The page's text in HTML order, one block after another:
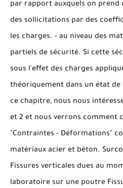
par rapport auxquels on prend
des sollicitations par des
les charges. - au niveau des
partiels de sécurité. Si cette
sous l'effet des charges
théoriquement dans un état
ce chapitre, nous nous
et 2 et nous verrons comment
"Contraintes - Déformations"
matériaux acier et béton.
Fissures verticales dues au
laboratoire sur une poutre